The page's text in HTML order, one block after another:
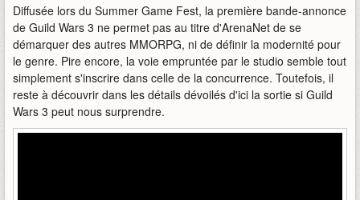
Diffusée lors du Summer Game Fest, la première bande-annonce
de Guild Wars 3 ne permet pas au titre d'ArenaNet de se
démarquer des autres MMORPG, ni de définir la modernité pour
le genre. Pire encore, la voie empruntée par le studio semble tout
simplement s'inscrire dans celle de la concurrence. Toutefois, il
reste à découvrir dans les détails dévoilés d'ici la sortie si Guild
Wars 3 peut nous surprendre.